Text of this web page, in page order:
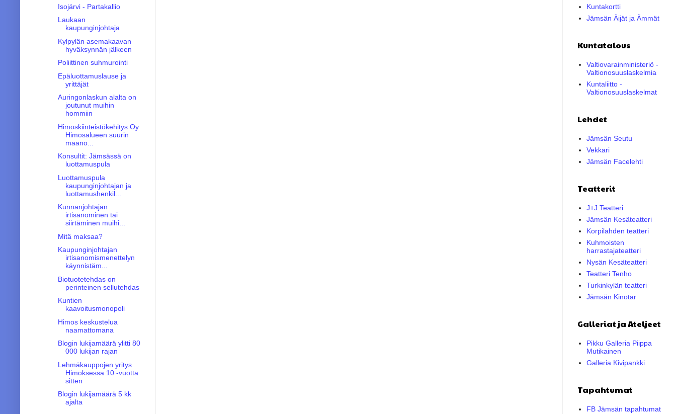
Isojärvi - Partakallio
Laukaan
kaupunginjohtaja
Kylpylän asemakaavan
hyväksynnän jälkeen
Poliittinen suhmurointi
Epäluottamuslause ja
yrittäjät
Auringonlaskun alalta on
joutunut muihin
hommiin
Himoskiinteistökehitys Oy
Himosalueen suurin
maano...
Konsultit: Jämsässä on
luottamuspula
Luottamuspula
kaupunginjohtajan ja
luottamushenkil...
Kunnanjohtajan
irtisanominen tai
siirtäminen muihi...
Mitä maksaa?
Kaupunginjohtajan
irtisanomismenettelyn
käynnistäm...
Biotuotetehdas on
perinteinen sellutehdas
Kuntien
kaavoitusmonopoli
Himos keskustelua
naamattomana
Blogin lukijamäärä ylitti 80
000 lukijan rajan
Lehmäkauppojen yritys
Himoksessa 10 -vuotta
sitten
Blogin lukijamäärä 5 kk
ajalta
Kuntakortti
Jämsän Äijät ja Ämmät
Kuntatalous
Valtiovarainministeriö -
Valtionosuuslaskelmia
Kuntaliitto -
Valtionosuuslaskelmat
Lehdet
Jämsän Seutu
Vekkari
Jämsän Facelehti
Teatterit
J+J Teatteri
Jämsän Kesäteatteri
Korpilahden teatteri
Kuhmoisten
harrastajateatteri
Nysän Kesäteatteri
Teatteri Tenho
Turkinkylän teatteri
Jämsän Kinotar
Galleriat ja Ateljeet
Pikku Galleria Piippa
Mutikainen
Galleria Kivipankki
Tapahtumat
FB Jämsän tapahtumat